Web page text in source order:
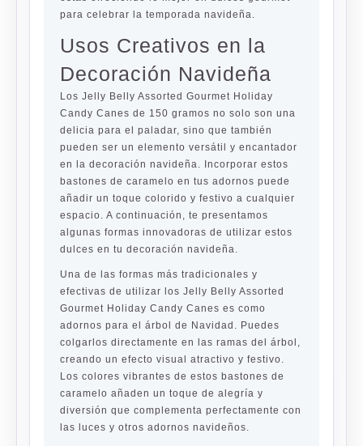
para celebrar la temporada navideña.
Usos Creativos en la
Decoración Navideña
Los Jelly Belly Assorted Gourmet Holiday
Candy Canes de 150 gramos no solo son una
delicia para el paladar, sino que también
pueden ser un elemento versátil y encantador
en la decoración navideña. Incorporar estos
bastones de caramelo en tus adornos puede
añadir un toque colorido y festivo a cualquier
espacio. A continuación, te presentamos
algunas formas innovadoras de utilizar estos
dulces en tu decoración navideña.
Una de las formas más tradicionales y
efectivas de utilizar los Jelly Belly Assorted
Gourmet Holiday Candy Canes es como
adornos para el árbol de Navidad. Puedes
colgarlos directamente en las ramas del árbol,
creando un efecto visual atractivo y festivo.
Los colores vibrantes de estos bastones de
caramelo añaden un toque de alegría y
diversión que complementa perfectamente con
las luces y otros adornos navideños.